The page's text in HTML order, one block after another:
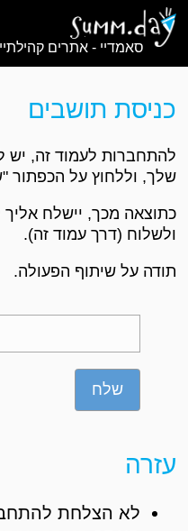
סאמדיי - אתרים
כניסת תושבים
להתחברות לעמוד זה, יש
שלך, וללחוץ על הכפתור
כתוצאה מכך, יישלח
ולשלוח (דרך עמוד זה).
תודה על שיתוף הפעולה.
שלח
עזרה
לא הצלחת